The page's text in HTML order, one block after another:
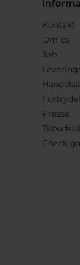
Kontakt
Om os
Job
Presse
Check